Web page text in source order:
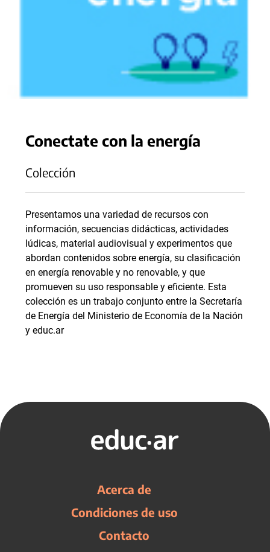
Conectate con la energía
Colección
Presentamos una variedad de recursos con
información, secuencias didácticas, actividades
lúdicas, material audiovisual y experimentos que
abordan contenidos sobre energía, su clasificación
en energía renovable y no renovable, y que
promueven su uso responsable y eficiente. Esta
colección es un trabajo conjunto entre la Secretaría
de Energía del Ministerio de Economía de la Nación
y educ.ar
Acerca de
Condiciones de uso
Contacto